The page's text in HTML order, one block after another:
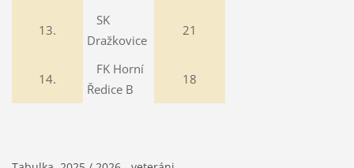
13.
SK
Dražkovice
21
14.
FK Horní
Ředice B
18